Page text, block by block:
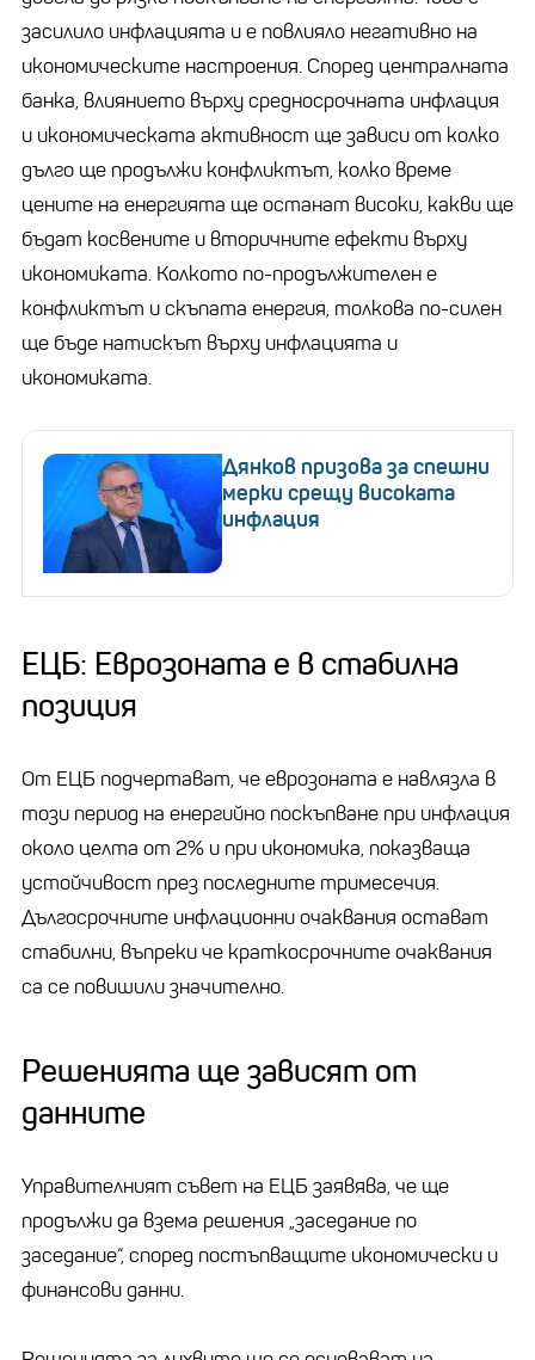
засилило инфлацията и е повлияло негативно на
икономическите настроения. Според централната
банка, влиянието върху средносрочната инфлация
и икономическата активност ще зависи от колко
дълго ще продължи конфликтът, колко време
цените на енергията ще останат високи, какви ще
бъдат косвените и вторичните ефекти върху
икономиката. Колкото по-продължителен е
конфликтът и скъпата енергия, толкова по-силен
ще бъде натискът върху инфлацията и
икономиката.
Дянков призова за спешни
мерки срещу високата
инфлация
ЕЦБ: Еврозоната е в стабилна
позиция
От ЕЦБ подчертават, че еврозоната е навлязла в
този период на енергийно поскъпване при инфлация
около целта от 2% и при икономика, показваща
устойчивост през последните тримесечия.
Дългосрочните инфлационни очаквания остават
стабилни, въпреки че краткосрочните очаквания
са се повишили значително.
Решенията ще зависят от
данните
Управителният съвет на ЕЦБ заявява, че ще
продължи да взема решения „заседание по
заседание“, според постъпващите икономически и
финансови данни.